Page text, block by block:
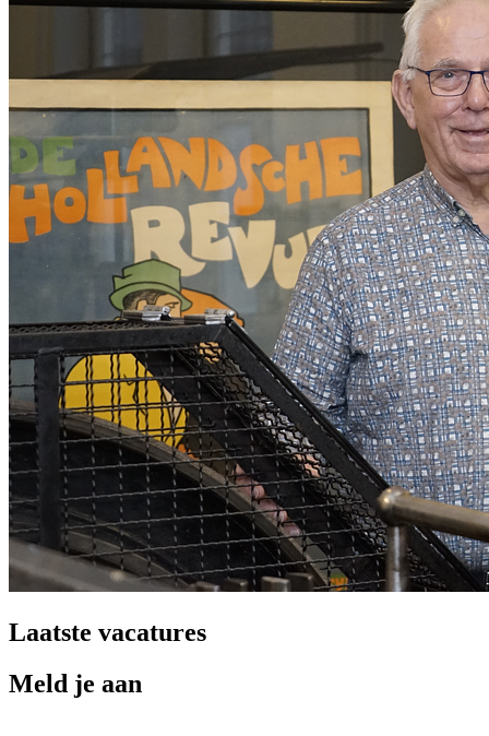
Laatste vacatures
Meld je aan